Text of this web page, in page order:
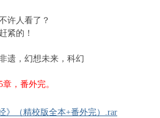
人看了？
的！
，幻想未来，科幻
，番外完。
》（精校版全本+番外完）.rar